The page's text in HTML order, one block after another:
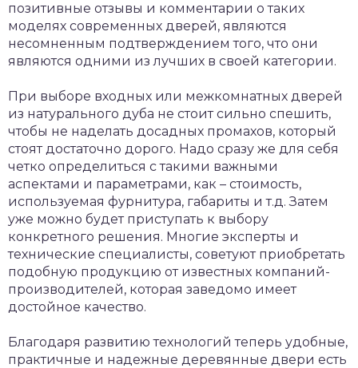
позитивные отзывы и комментарии о таких
моделях современных дверей, являются
несомненным подтверждением того, что они
являются одними из лучших в своей категории.
При выборе входных или межкомнатных дверей
из натурального дуба не стоит сильно спешить,
чтобы не наделать досадных промахов, который
стоят достаточно дорого. Надо сразу же для себя
четко определиться с такими важными
аспектами и параметрами, как – стоимость,
используемая фурнитура, габариты и т.д. Затем
уже можно будет приступать к выбору
конкретного решения. Многие эксперты и
технические специалисты, советуют приобретать
подобную продукцию от известных компаний-
производителей, которая заведомо имеет
достойное качество.
Благодаря развитию технологий теперь удобные,
практичные и надежные деревянные двери есть